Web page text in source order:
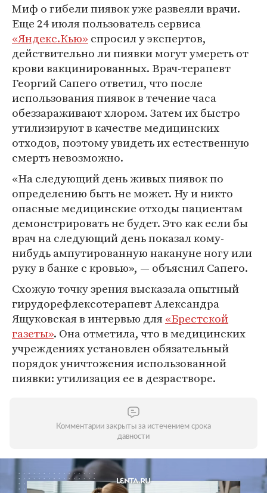
Миф о гибели пиявок уже развеяли врачи.
Еще 24 июля пользователь сервиса
«Яндекс.Кью» спросил у экспертов,
действительно ли пиявки могут умереть от
крови вакцинированных. Врач-терапевт
Георгий Сапего ответил, что после
использования пиявок в течение часа
обеззараживают хлором. Затем их быстро
утилизируют в качестве медицинских
отходов, поэтому увидеть их естественную
смерть невозможно.
«На следующий день живых пиявок по
определению быть не может. Ну и никто
опасные медицинские отходы пациентам
демонстрировать не будет. Это как если бы
врач на следующий день показал кому-
нибудь ампутированную накануне ногу или
руку в банке с кровью», — объяснил Сапего.
Схожую точку зрения высказала опытный
гирудорефлексотерапевт Александра
Ящуковская в интервью для«Брестской
газеты». Она отметила, что в медицинских
учреждениях установлен обязательный
порядок уничтожения использованной
пиявки: утилизация ее в дезрастворе.
Комментарии закрыты за истечением срока
давности